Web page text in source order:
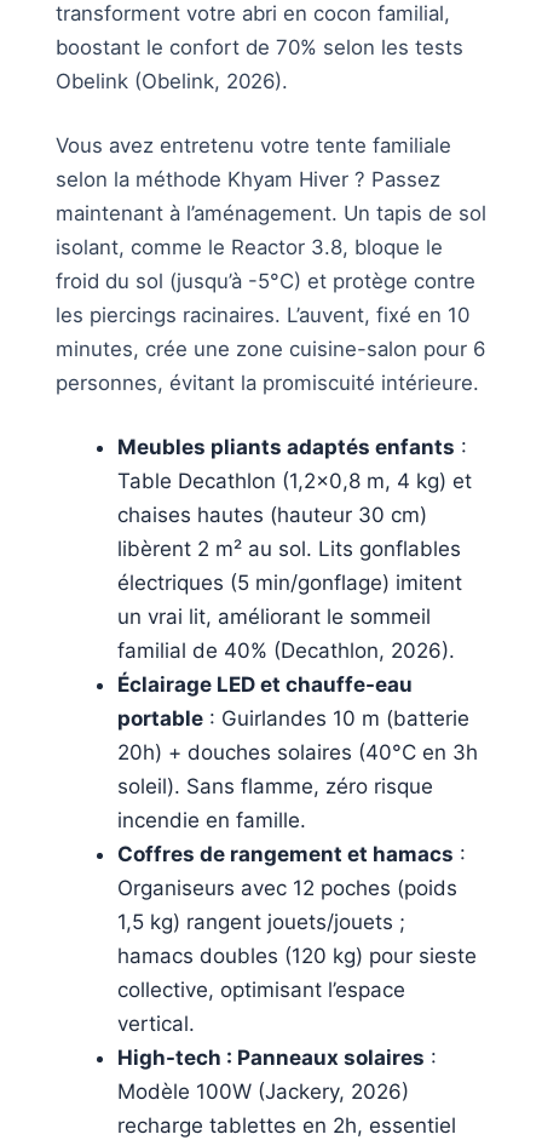
transforment votre abri en cocon familial,
boostant le confort de 70% selon les tests
Obelink (Obelink, 2026).
Vous avez entretenu votre tente familiale
selon la méthode Khyam Hiver ? Passez
maintenant à l’aménagement. Un tapis de sol
isolant, comme le Reactor 3.8, bloque le
froid du sol (jusqu’à -5°C) et protège contre
les piercings racinaires. L’auvent, fixé en 10
minutes, crée une zone cuisine-salon pour 6
personnes, évitant la promiscuité intérieure.
Meubles pliants adaptés enfants :
Table Decathlon (1,2×0,8 m, 4 kg) et
chaises hautes (hauteur 30 cm)
libèrent 2 m² au sol. Lits gonflables
électriques (5 min/gonflage) imitent
un vrai lit, améliorant le sommeil
familial de 40% (Decathlon, 2026).
Éclairage LED et chauffe-eau
portable : Guirlandes 10 m (batterie
20h) + douches solaires (40°C en 3h
soleil). Sans flamme, zéro risque
incendie en famille.
Coffres de rangement et hamacs :
Organiseurs avec 12 poches (poids
1,5 kg) rangent jouets/jouets ;
hamacs doubles (120 kg) pour sieste
collective, optimisant l’espace
vertical.
High-tech : Panneaux solaires :
Modèle 100W (Jackery, 2026)
recharge tablettes en 2h, essentiel